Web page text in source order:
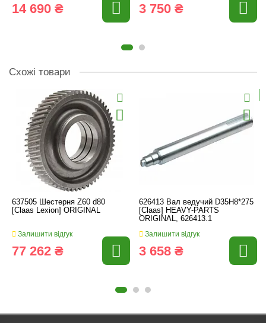
14 690 ₴ 3 750 ₴
Схожі товари
637505 Шестерня Z60 d80
[Claas Lexion] ORIGINAL
Залишити відгук
77 262 ₴
626413 Вал ведучий D35H8*275
[Claas] HEAVY-PARTS
ORIGINAL, 626413.1
Залишити відгук
3 658 ₴